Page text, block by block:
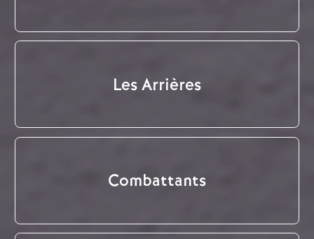
Les Arrières
Combattants